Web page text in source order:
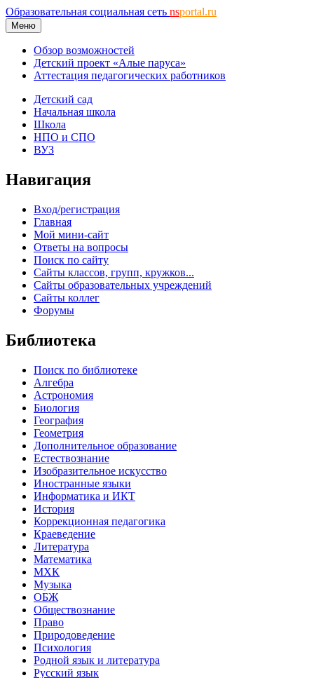
Образовательная социальная сеть nsportal.ru
Меню
Обзор возможностей
Детский проект «Алые паруса»
Аттестация педагогических работников
Детский сад
Начальная школа
Школа
НПО и СПО
ВУЗ
Навигация
Вход/регистрация
Главная
Мой мини-сайт
Ответы на вопросы
Поиск по сайту
Сайты классов, групп, кружков...
Сайты образовательных учреждений
Сайты коллег
Форумы
Библиотека
Поиск по библиотеке
Алгебра
Астрономия
Биология
География
Геометрия
Дополнительное образование
Естествознание
Изобразительное искусство
Иностранные языки
Информатика и ИКТ
История
Коррекционная педагогика
Краеведение
Литература
Математика
МХК
Музыка
ОБЖ
Обществознание
Право
Природоведение
Психология
Родной язык и литература
Русский язык